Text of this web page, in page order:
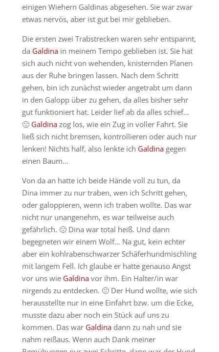
einigen Wiehern Galdinas abgesehen. Sie war zwar
etwas nervös, aber ist gut bei mir geblieben.
Die ersten zwei Trabstrecken waren sehr entspannt,
da Galdinain meinem Tempo geblieben ist. Sie hat
sich auch nicht von wehenden, knisternden Planen
aus der Ruhe bringen lassen. Nach dem Schritt
gehen, bin ich zunächst wieder angetrabt um dann
in den Galopp über zu gehen, da alles bisher sehr
gut funktioniert hat. Leider lief ab da alles schief…
🙁 Galdinazog los, wie ein Zug in voller Fahrt. Sie
ließ sich nicht bremsen, kontrollieren oder auch nur
lenken! Nichts half, also lenkte ich Galdinagegen
einen Baum…
Von da an hatte ich beide Hände voll zu tun, da
Dina immer zu nur traben, wen ich Schritt gehen,
oder galoppieren, wenn ich traben wollte. Das war
nicht nur unangenehm, es war teilweise auch
gefährlich. 🙁 Dina war total heiß. Und dann
begegneten wir einem Wolf… Na gut, kein echter
aber ein kohlrabenschwarzer Schäferhundmischling
mit langem Fell. Ich glaube er hatte genauso Angst
vor uns wie Galdinavor ihm. Ein Halter/in war
nirgends zu entdecken. 🙁 Der Hund wollte, wie sich
herausstellte nur in eine Einfahrt bzw. um die Ecke,
musste dazu aber noch ein Stück auf uns zu
kommen. Das war Galdinadann zu nah und sie
nahm reißaus. Wenn auch Dank meiner